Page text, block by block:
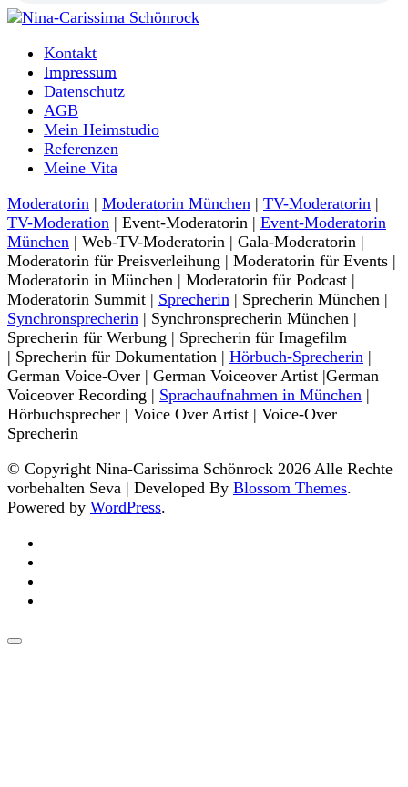
Nina-Carissima Schönrock
Moderatorin und Sprecherin
Kontakt
Impressum
Datenschutz
AGB
Mein Heimstudio
Referenzen
Meine Vita
Moderatorin | Moderatorin München | TV-Moderatorin |
TV-Moderation | Event-Moderatorin | Event-Moderatorin
München | Web-TV-Moderatorin | Gala-Moderatorin |
Moderatorin für Preisverleihung | Moderatorin für Events |
Moderatorin in München | Moderatorin für Podcast |
Moderatorin Summit | Sprecherin | Sprecherin München |
Synchronsprecherin | Synchronsprecherin München |
Sprecherin für Werbung | Sprecherin für Imagefilm
| Sprecherin für Dokumentation | Hörbuch-Sprecherin |
German Voice-Over | German Voiceover Artist |German
Voiceover Recording | Sprachaufnahmen in München |
Hörbuchsprecher | Voice Over Artist | Voice-Over
Sprecherin
© Copyright Nina-Carissima Schönrock 2026 Alle Rechte
vorbehalten Seva | Developed By Blossom Themes.
Powered by WordPress.